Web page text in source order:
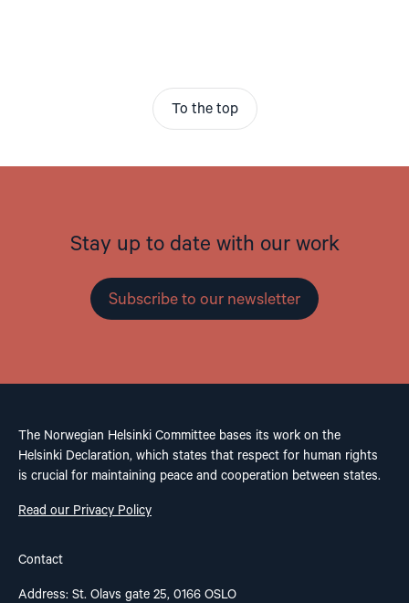
To the top
Stay up to date with our work
Subscribe to our newsletter
The Norwegian Helsinki Committee bases its work on the
Helsinki Declaration, which states that respect for human rights
is crucial for maintaining peace and cooperation between states.
Read our Privacy Policy
Contact
Address: St. Olavs gate 25, 0166 OSLO